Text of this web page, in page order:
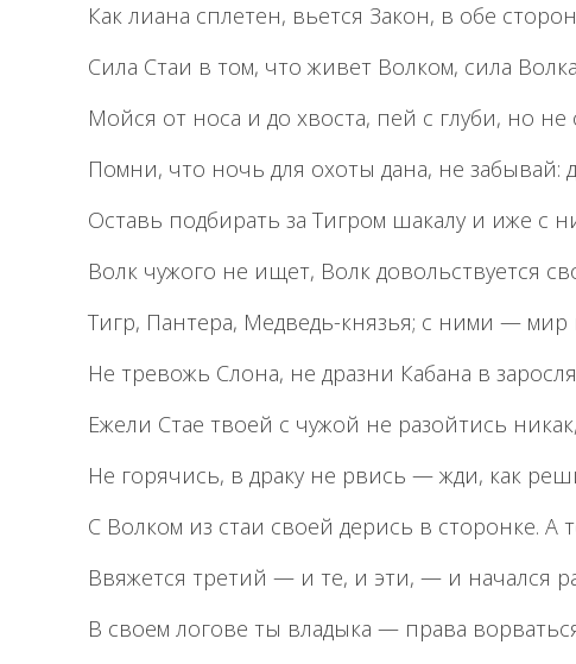
Как лиана сплетен, вьется Закон, в обе
Сила Стаи в том, что живет Волком, сила
Мойся от носа и до хвоста, пей с глуби, но не
Помни, что ночь для охоты дана, не забывай:
Оставь подбирать за Тигром шакалу и иже с
Волк чужого не ищет, Волк довольствуется
Тигр, Пантера, Медведь-князья; с ними — мир
Не тревожь Слона, не дразни Кабана в
Ежели Стае твоей с чужой не разойтись никак,
Не горячись, в драку не рвись — жди, как
С Волком из стаи своей дерись в сторонке. А
Ввяжется третий — и те, и эти, — и начался
В своем логове ты владыка — права